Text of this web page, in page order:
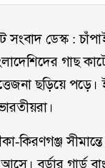
সংবাদ ডেস্ক :
গাছ
ছড়িয়ে
কিরণগঞ্জ
আসে। বর্ডার গার্ড